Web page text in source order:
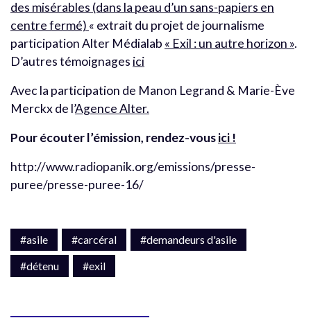
des misérables (dans la peau d’un sans-papiers en
centre fermé) « extrait du projet de journalisme
participation Alter Médialab « Exil : un autre horizon ».
D’autres témoignages ici
Avec la participation de Manon Legrand & Marie-Ève
Merckx de l’Agence Alter.
Pour écouter l’émission, rendez-vousici !
http://www.radiopanik.org/emissions/presse-
puree/presse-puree-16/
#asile #carcéral
#demandeurs d'asile
#détenu
#exil